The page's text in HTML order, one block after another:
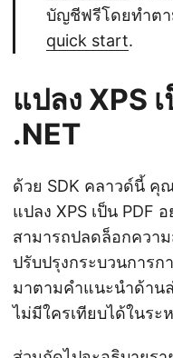
บัญชีฟรีโดยทำต
quick start.
แปลง XPS
.NET
ด้วย SDK คลาวด์นี้ คุ
แปลง XPS เป็น PDF
สามารถปลดล็อกควา
ปรับปรุงกระบวนการ
มาตามคำแนะนำด้าน
ไม่มีใครเทียบได้ในระ